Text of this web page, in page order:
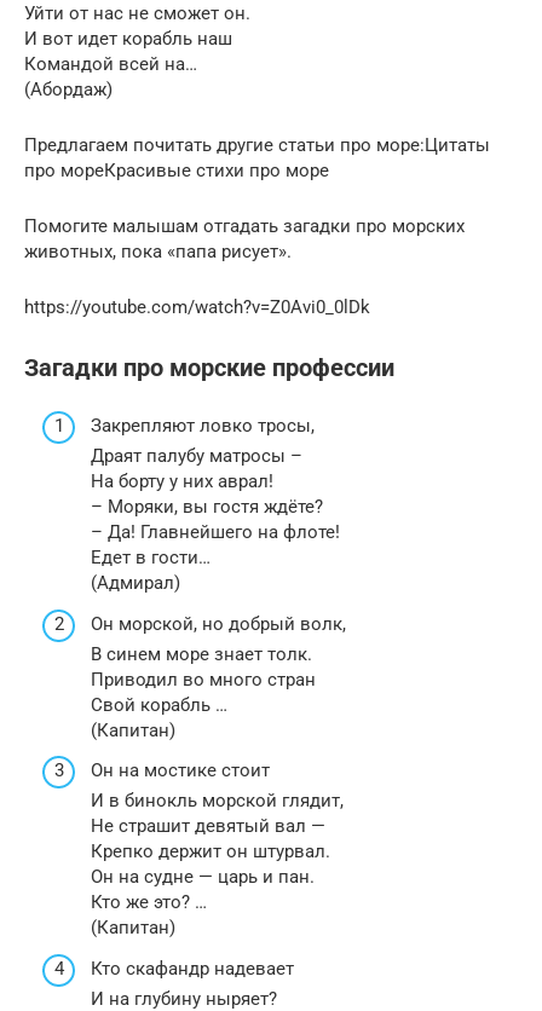
Уйти от нас не сможет он.
И вот идет корабль наш
Командой всей на…
(Абордаж)
Предлагаем почитать другие статьи про море:Цитаты
про мореКрасивые стихи про море
Помогите малышам отгадать загадки про морских
животных, пока «папа рисует».
https://youtube.com/watch?v=Z0Avi0_0lDk
Загадки про морские профессии
Закрепляют ловко тросы,
Драят палубу матросы –
На борту у них аврал!
– Моряки, вы гостя ждёте?
– Да! Главнейшего на флоте!
Едет в гости…
(Адмирал)
Он морской, но добрый волк,
В синем море знает толк.
Приводил во много стран
Свой корабль …
(Капитан)
Он на мостике стоит
И в бинокль морской глядит,
Не страшит девятый вал —
Крепко держит он штурвал.
Он на судне — царь и пан.
Кто же это? …
(Капитан)
Кто скафандр надевает
И на глубину ныряет?